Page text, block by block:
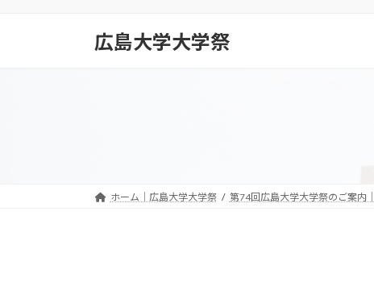
広島大学大学祭
ホーム｜広島大学大学祭 第74回広島大学大学祭のご案内